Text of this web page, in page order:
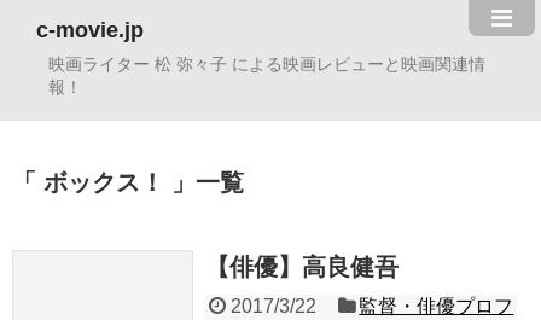
c-movie.jp
映画ライター 松 弥々子 による映画レビューと映画関連情
報！
ボックス！ 一覧
【俳優】高良健吾
2017/3/22
監督・俳優プロフ